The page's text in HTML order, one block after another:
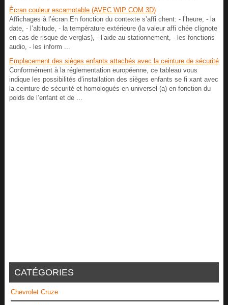
Écran couleur escamotable (AVEC WIP COM 3D)
Affichages à l’écran En fonction du contexte s’affi chent: - l’heure, - la
date, - l’altitude, - la température extérieure (la valeur affi chée clignote
en cas de risque de verglas), - l’aide au stationnement, - les fonctions
audio, - les inform ...
Emplacement des sièges enfants attachés avec la ceinture de sécurité
Conformément à la réglementation européenne, ce tableau vous
indique les possibilités d’installation des sièges enfants se fi xant avec
la ceinture de sécurité et homologués en universel (a) en fonction du
poids de l’enfant et de ...
CATÉGORIES
Chevrolet Cruze